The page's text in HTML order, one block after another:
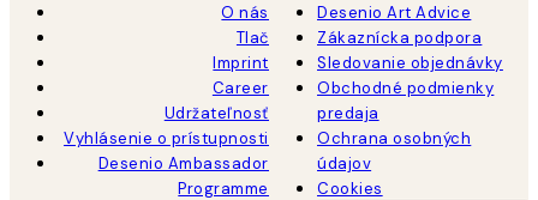
O nás
Tlač
Imprint
Career
Udržateľnosť
Vyhlásenie o prístupnosti
Desenio Ambassador
Programme
Desenio Art Advice
Zákaznícka podpora
Sledovanie objednávky
Obchodné podmienky
predaja
Ochrana osobných
údajov
Cookies